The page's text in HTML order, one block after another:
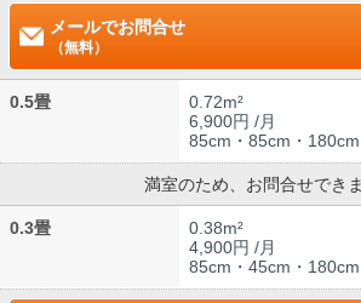
メールでお問合せ
（無料）
0.5畳
0.72m²
6,900円 /月
85cm・85cm・180cm
満室のため、お問合せでき
0.3畳
0.38m²
4,900円 /月
85cm・45cm・180cm